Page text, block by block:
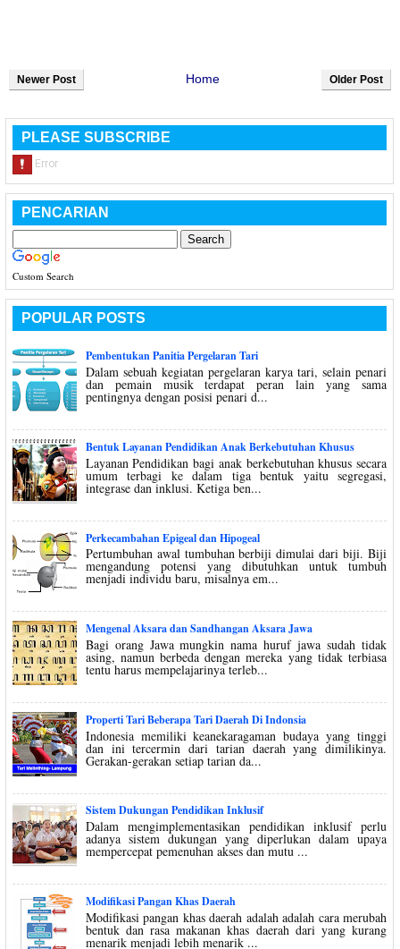
Newer Post Older Post
Home
PLEASE SUBSCRIBE
PENCARIAN
Custom Search
POPULAR POSTS
Pembentukan Panitia Pergelaran Tari
Dalam sebuah kegiatan pergelaran karya tari, selain penari
dan pemain musik terdapat peran lain yang sama
pentingnya dengan posisi penari d...
Bentuk Layanan Pendidikan Anak Berkebutuhan Khusus
Layanan Pendidikan bagi anak berkebutuhan khusus secara
umum terbagi ke dalam tiga bentuk yaitu segregasi,
integrase dan inklusi. Ketiga ben...
Perkecambahan Epigeal dan Hipogeal
Pertumbuhan awal tumbuhan berbiji dimulai dari biji. Biji
mengandung potensi yang dibutuhkan untuk tumbuh
menjadi individu baru, misalnya em...
Mengenal Aksara dan Sandhangan Aksara Jawa
Bagi orang Jawa mungkin nama huruf jawa sudah tidak
asing, namun berbeda dengan mereka yang tidak terbiasa
tentu harus mempelajarinya terleb...
Properti Tari Beberapa Tari Daerah Di Indonsia
Indonesia memiliki keanekaragaman budaya yang tinggi
dan ini tercermin dari tarian daerah yang dimilikinya.
Gerakan-gerakan setiap tarian da...
Sistem Dukungan Pendidikan Inklusif
Dalam mengimplementasikan pendidikan inklusif perlu
adanya sistem dukungan yang diperlukan dalam upaya
mempercepat pemenuhan akses dan mutu ...
Modifikasi Pangan Khas Daerah
Modifikasi pangan khas daerah adalah adalah cara merubah
bentuk dan rasa makanan khas daerah dari yang kurang
menarik menjadi lebih menarik ...